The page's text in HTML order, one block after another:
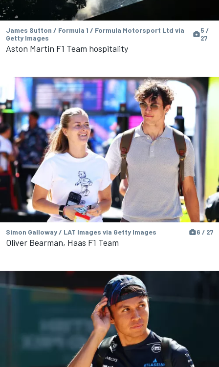
James Sutton / Formula 1 / Formula Motorsport Ltd via
Getty Images
5 /
27
Aston Martin F1 Team hospitality
Simon Galloway / LAT Images via Getty Images 6 / 27
Oliver Bearman, Haas F1 Team